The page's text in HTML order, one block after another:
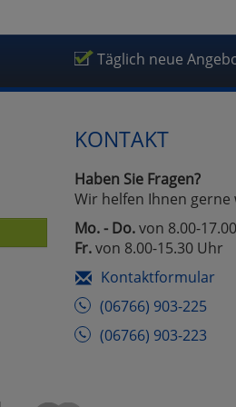
Täglich neue
KONTAKT
Haben Sie Fragen?
Wir helfen Ihnen gerne
Mo. - Do.von 8.00-
Fr.von 8.00-15.30 Uhr
Kontaktformular
(06766) 903-225
(06766) 903-223
Warenkorb für
Marketing
Umfragetools
Cookies
Alle